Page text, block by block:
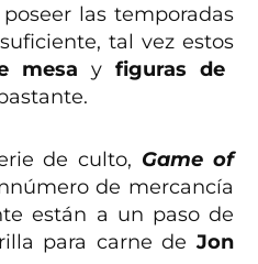
las temporadas
tal vez estos
mesa yfiguras de
de culto, Game of
de mercancía
están a un paso de
para carne de Jon